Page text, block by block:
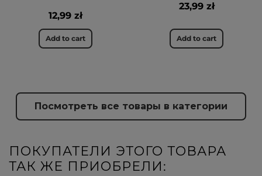
12,99 zł
Add to cart
23,99 zł
Add to cart
Посмотреть все товары в категории
ПОКУПАТЕЛИ ЭТОГО ТОВАРА
ТАК ЖЕ ПРИОБРЕЛИ: